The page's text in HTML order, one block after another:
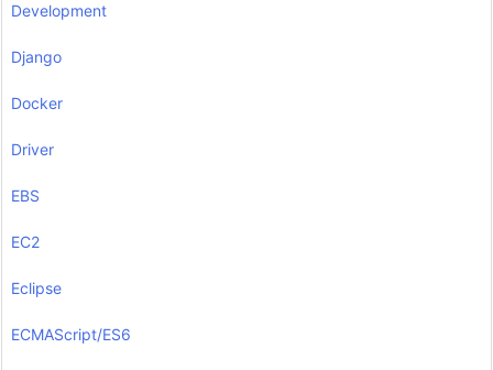
Development
Django
Docker
Driver
EBS
EC2
Eclipse
ECMAScript/ES6